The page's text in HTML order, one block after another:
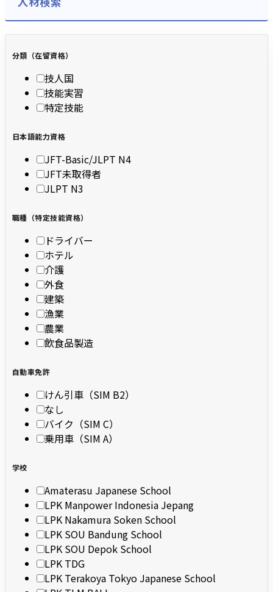
分類（在留資格）
技人国
技能実習
特定技能
日本語能力資格
JFT-Basic/JLPT N4
JFT未取得者
JLPT N3
職種（特定技能資格）
ドライバー
ホテル
介護
外食
建築
漁業
農業
飲食品製造
自動車免許
けん引車（SIM B2）
なし
バイク（SIM C）
乗用車（SIM A）
学校
Amaterasu Japanese School
LPK Manpower Indonesia Jepang
LPK Nakamura Soken School
LPK SOU Bandung School
LPK SOU Depok School
LPK TDG
LPK Terakoya Tokyo Japanese School